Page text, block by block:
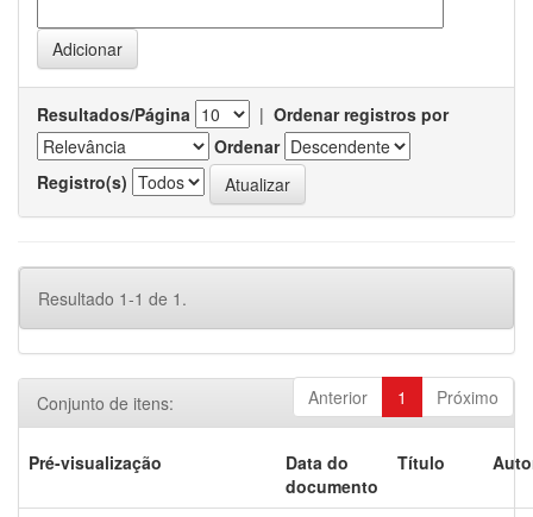
Resultados/Página | Ordenar registros por
Ordenar
Registro(s)
Resultado 1-1 de 1.
Anterior 1 Próximo
Conjunto de itens:
Pré-visualização
Data do
documento
Título